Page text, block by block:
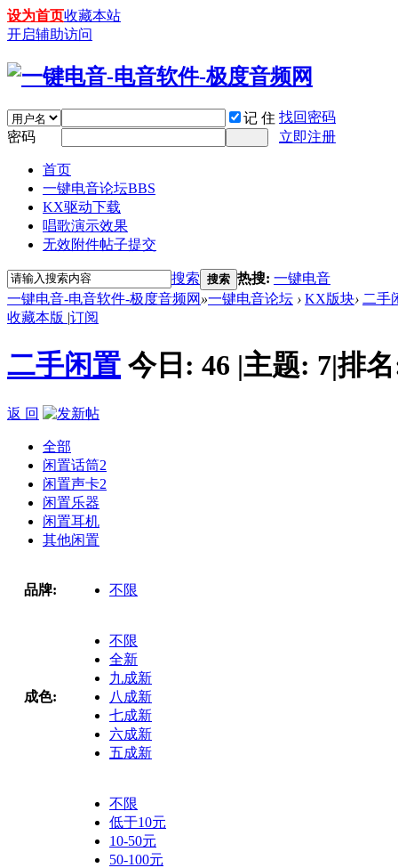
设为首页收藏本站
开启辅助访问
记 住 找回密码
密码
立即注册
首页
一键电音论坛BBS
KX驱动下载
唱歌演示效果
无效附件帖子提交
搜索 搜索 热搜: 一键电音
一键电音-电音软件-极度音频网 »一键电音论坛 › KX版块› 二手
收藏本版 |订阅
二手闲置 今日: 46 |主题: 7|排
返 回
全部
闲置话筒2
闲置声卡2
闲置乐器
闲置耳机
其他闲置
品牌: 不限
成色:
不限
全新
九成新
八成新
七成新
六成新
五成新
不限
低于10元
10-50元
50-100元